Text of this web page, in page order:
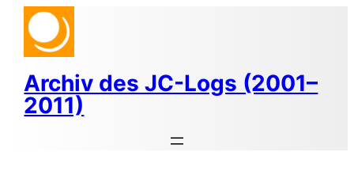
Zum
Inhalt
springen
Archiv des JC-Logs (2001–
2011)